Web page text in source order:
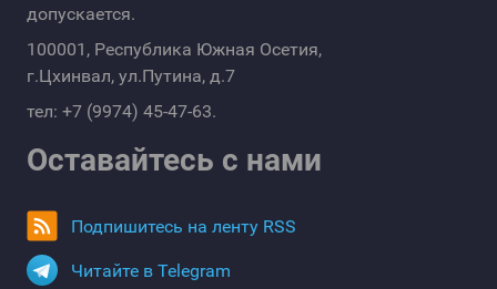
допускается.
100001, Республика Южная Осетия,
г.Цхинвал, ул.Путина, д.7
тел: +7 (9974) 45-47-63.
Оставайтесь с нами
Подпишитесь на ленту RSS
Читайте в Telegram